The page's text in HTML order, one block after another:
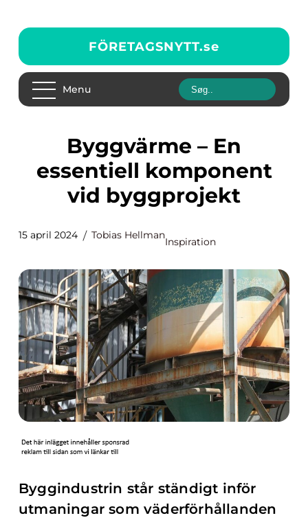
FÖRETAGSNYTT.se
Menu
Byggvärme – En
essentiell komponent
vid byggprojekt
15 april 2024 Tobias Hellman
Inspiration
Byggindustrin står ständigt inför
utmaningar som väderförhållanden